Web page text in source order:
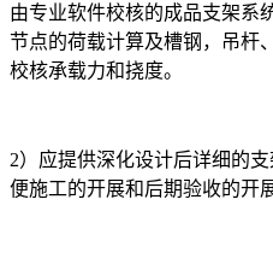
由专业软件校核的成品支架系
节点的荷载计算及槽钢，吊杆
校核承载力和挠度。
2）应提供深化设计后详细的
便施工的开展和后期验收的开展